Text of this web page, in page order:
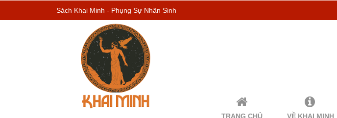
Sách Khai Minh - Phụng Sự Nhân Sinh
TRANG CHỦ VỀ KHAI MINH